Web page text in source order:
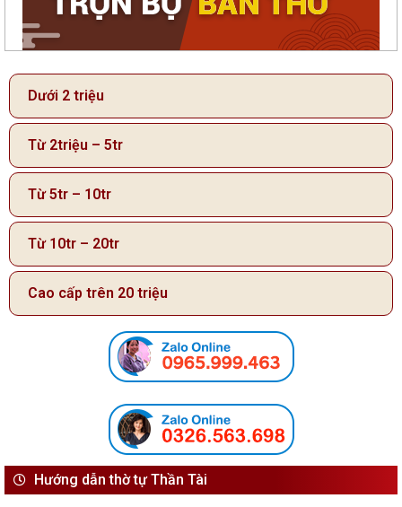
Dưới 2 triệu
Từ 2triệu – 5tr
Từ 5tr – 10tr
Từ 10tr – 20tr
Cao cấp trên 20 triệu
Hướng dẫn thờ tự Thần Tài